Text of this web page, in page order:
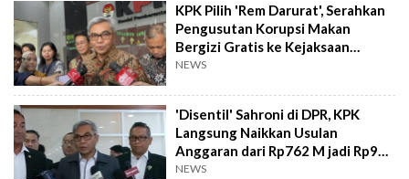
KPK Pilih 'Rem Darurat', Serahkan
Pengusutan Korupsi Makan
Bergizi Gratis ke Kejaksaan
Agung
NEWS
'Disentil' Sahroni di DPR, KPK
Langsung Naikkan Usulan
Anggaran dari Rp762 M jadi Rp989
M
NEWS